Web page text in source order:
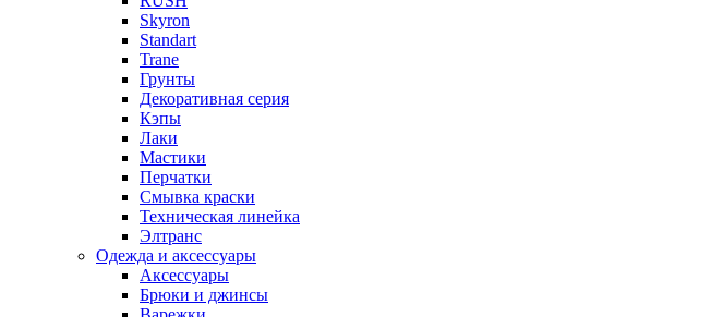
Skyron
Standart
Trane
Грунты
Декоративная серия
Кэпы
Лаки
Мастики
Перчатки
Смывка краски
Техническая линейка
Элтранс
Одежда и аксессуары
Аксессуары
Брюки и джинсы